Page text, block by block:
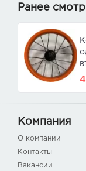
Ранее
Компания
О компании
Контакты
Вакансии